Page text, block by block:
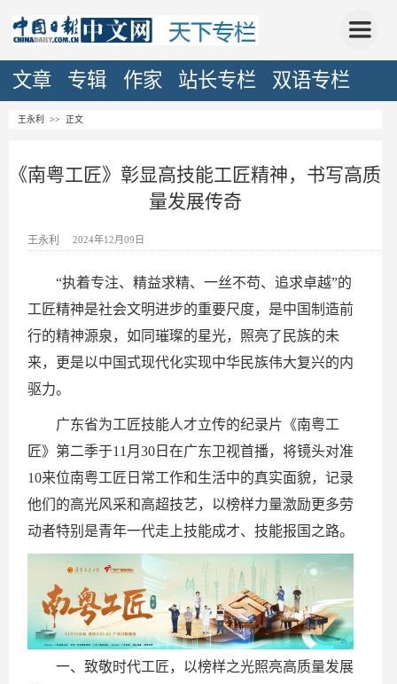
文章 专辑 作家 站长专栏 双语专栏
王永利 >> 正文
《南粤工匠》彰显高技能工匠精神，书写高质
量发展传奇
王永利 2024年12月09日
“执着专注、精益求精、一丝不苟、追求卓越”的
工匠精神是社会文明进步的重要尺度，是中国制造前
行的精神源泉，如同璀璨的星光，照亮了民族的未
来，更是以中国式现代化实现中华民族伟大复兴的内
驱力。
广东省为工匠技能人才立传的纪录片《南粤工
匠》第二季于11月30日在广东卫视首播，将镜头对准
10来位南粤工匠日常工作和生活中的真实面貌，记录
他们的高光风采和高超技艺，以榜样力量激励更多劳
动者特别是青年一代走上技能成才、技能报国之路。
一、致敬时代工匠，以榜样之光照亮高质量发展